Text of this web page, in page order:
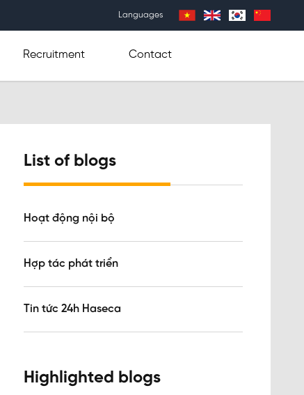
Languages
Recruitment Contact
List of blogs
Hoạt động nội bộ
Hợp tác phát triển
Tin tức 24h Haseca
Highlighted blogs